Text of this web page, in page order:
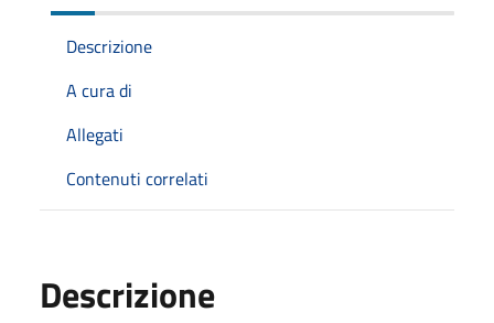
Descrizione
A cura di
Allegati
Contenuti correlati
Descrizione